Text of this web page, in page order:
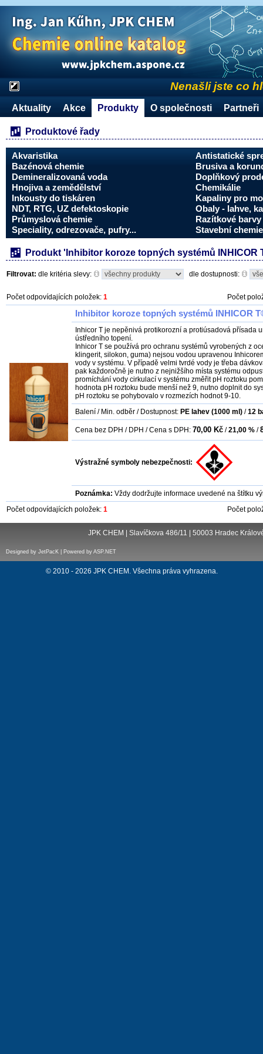
Nenašli jste co
Aktuality Akce Produkty O společnosti Partneři
Produktové řady
Akvaristika
Antistatické
Bazénová chemie
Brusiva a
Demineralizovaná voda
Doplňkový
Hnojiva a zemědělství
Chemikálie
Inkousty do tiskáren
Kapaliny pro
NDT, RTG, UZ defektoskopie
Obaly - lahve,
Průmyslová chemie
Razítkové barvy
Speciality, odrezovače, pufry...
Stavební chemie
Produkt 'Inhibitor koroze topných systémů INHICOR
Filtrovat: dle kritéria slevy: dle dostupnosti:
Počet odpovídajících položek: 1 Počet
Inhibitor koroze topných systémů INHICOR
Inhicor T je nepěnivá protikorozní a protiúsadová přísada
ústředního topení.
Inhicor T se používá pro ochranu systémů vyrobených z
klingerit, silokon, guma) nejsou vodou upravenou
vody v systému. V případě velmi tvrdé vody je třeba
pak každoročně je nutno z nejnižšího místa systému
promíchání vody cirkulací v systému změřit pH roztoku
hodnota pH roztoku bude menší než 9, nutno doplnit do
pH roztoku se pohybovalo v rozmezích hodnot 9-10.
Balení / Min. odběr / Dostupnost: PE lahev (1000 ml) / 12
Cena bez DPH / DPH / Cena s DPH: 70,00 Kč / 21,00 % /
Výstražné symboly nebezpečnosti:
Poznámka: Vždy dodržujte informace uvedené na štítku
Počet odpovídajících položek: 1 Počet
JPK CHEM | Slavíčkova 486/11 | 50003 Hradec
Designed by JetPacK | Powered by ASP.NET
© 2010 - 2026 JPK CHEM. Všechna práva vyhrazena.